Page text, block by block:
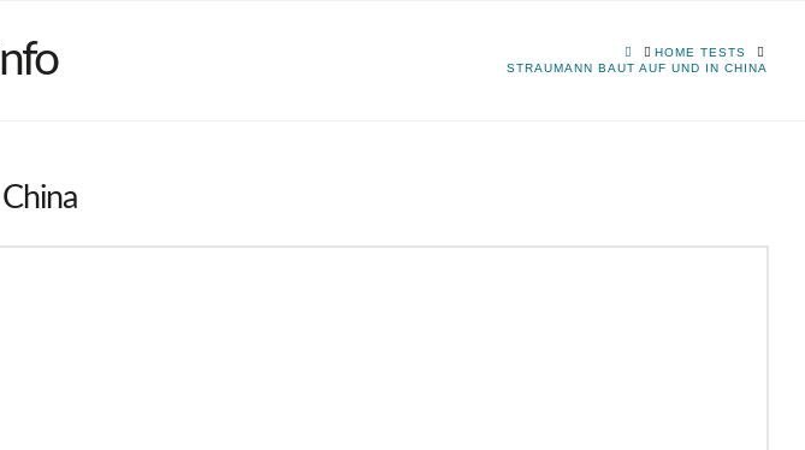
HOMEHOME TESTS
STRAUMANN BAUT AUF UND IN CHINA